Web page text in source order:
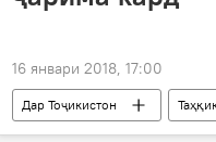
16 январи 2018, 17:00
Дар Тоҷикистон
Додситонии кулли Тоҷикистон